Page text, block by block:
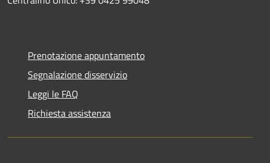
Prenotazione appuntamento
Segnalazione disservizio
Leggi le FAQ
Richiesta assistenza